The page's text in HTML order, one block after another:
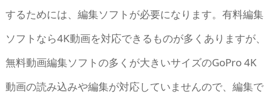
するためには、編集ソフトが必要になります。有料編集
ソフトなら4K動画を対応できるものが多くありますが、
無料動画編集ソフトの多くが大きいサイズのGoPro 4K
動画の読み込みや編集が対応していませんので、編集で